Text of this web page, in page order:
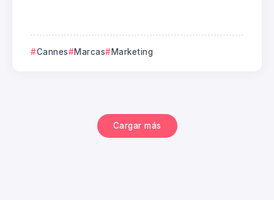
Cannes Marcas Marketing
Cargar más